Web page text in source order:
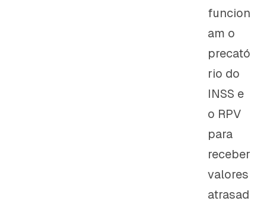
funcion
am o
precató
rio do
INSS e
o RPV
para
receber
valores
atrasad